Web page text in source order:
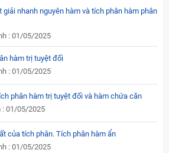
giải nhanh nguyên hàm và tích phân hàm phân
: 01/05/2025
hàm trị tuyệt đối
: 01/05/2025
phân hàm trị tuyệt đối và hàm chứa căn
: 01/05/2025
của tích phân. Tích phân hàm ẩn
: 01/05/2025